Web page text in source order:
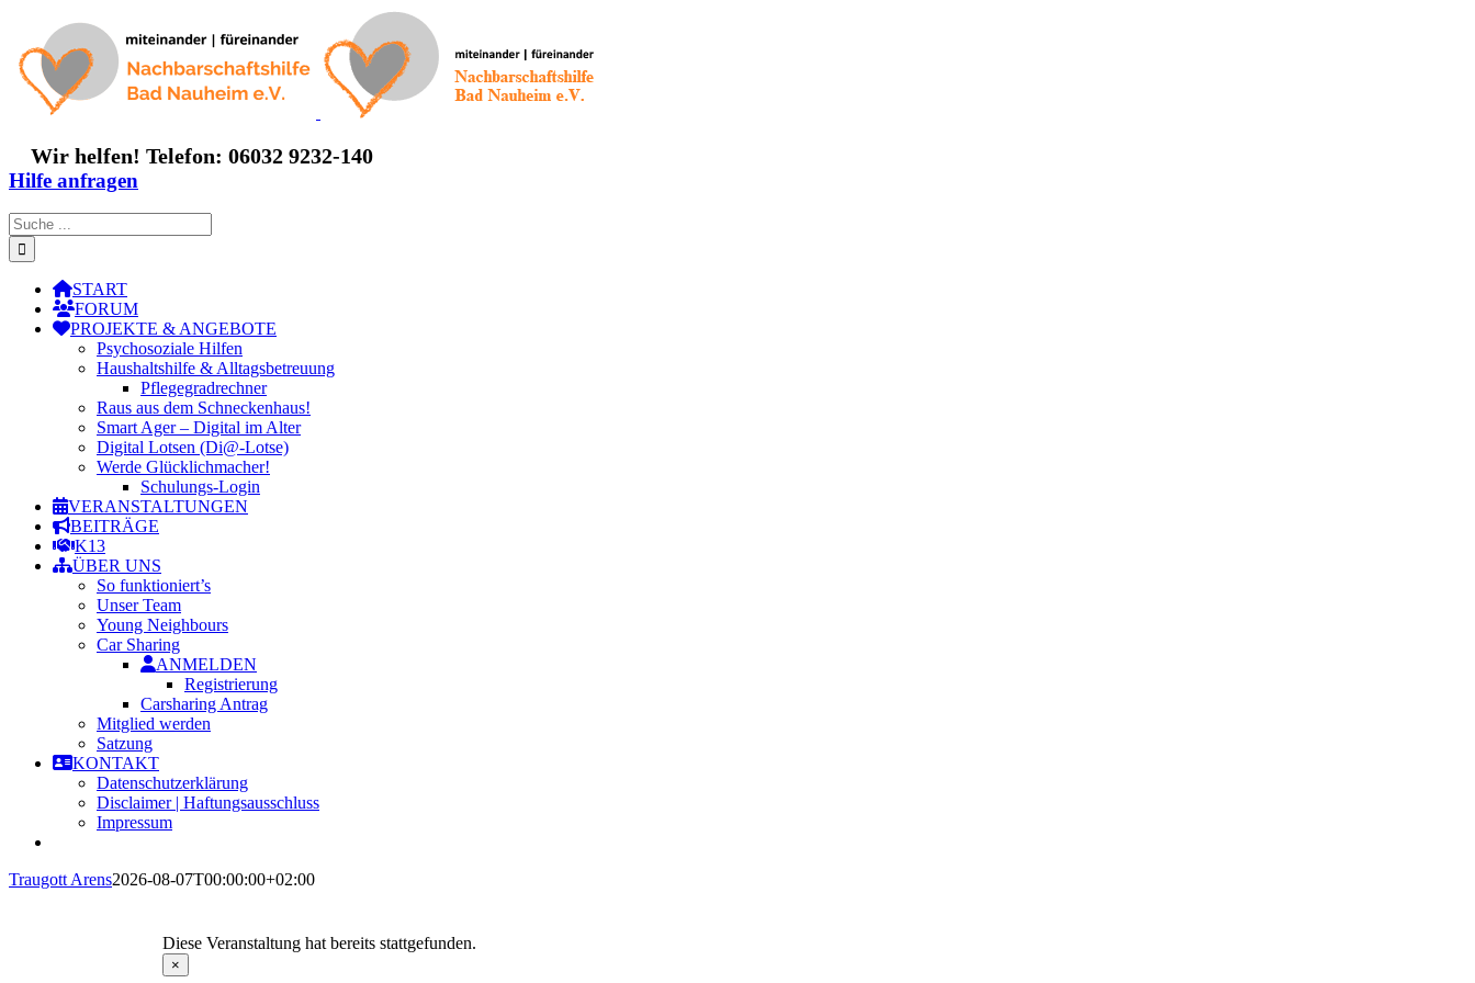
springen
Wir helfen! Telefon: 06032 9232-140
Hilfe anfragen
Suche
nach:
START
FORUM
PROJEKTE & ANGEBOTE
Psychosoziale Hilfen
Haushaltshilfe & Alltagsbetreuung
Pflegegradrechner
Raus aus dem Schneckenhaus!
Smart Ager – Digital im Alter
Digital Lotsen (Di@-Lotse)
Werde Glücklichmacher!
Schulungs-Login
VERANSTALTUNGEN
BEITRÄGE
K13
ÜBER UNS
So funktioniert’s
Unser Team
Young Neighbours
Car Sharing
ANMELDEN
Registrierung
Carsharing Antrag
Mitglied werden
Satzung
KONTAKT
Datenschutzerklärung
Disclaimer | Haftungsausschluss
Impressum
Traugott Arens2026-08-07T00:00:00+02:00
Diese Veranstaltung hat bereits stattgefunden.
×